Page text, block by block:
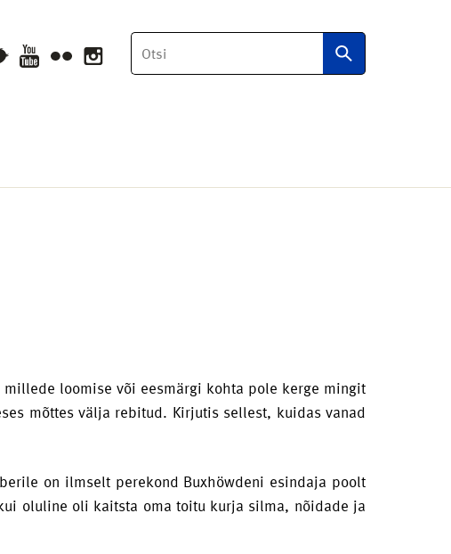
Otsi
loomise või eesmärgi kohta pole kerge mingit
mõttes välja rebitud. Kirjutis sellest, kuidas vanad
on ilmselt perekond Buxhöwdeni esindaja poolt
oluline oli kaitsta oma toitu kurja silma, nõidade ja